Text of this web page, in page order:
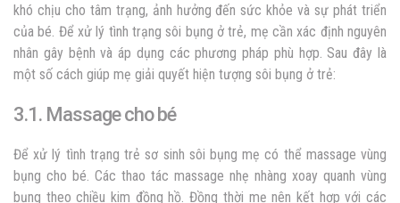
khó chịu cho tâm trạng, ảnh hưởng đến sức khỏe và sự phát triển
của bé. Để xử lý tình trạng sôi bụng ở trẻ, mẹ cần xác định nguyên
nhân gây bệnh và áp dụng các phương pháp phù hợp. Sau đây là
một số cách giúp mẹ giải quyết hiện tượng sôi bụng ở trẻ:
3.1. Massage cho bé
Để xử lý tình trạngtrẻ sơ sinh sôi bụng mẹ có thể massage vùng
bụng cho bé. Các thao tác massage nhẹ nhàng xoay quanh vùng
bụng theo chiều kim đồng hồ. Đồng thời mẹ nên kết hợp với các